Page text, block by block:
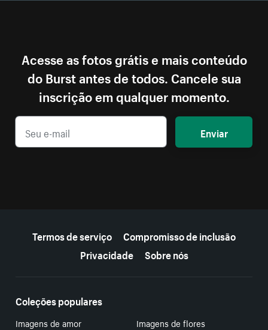
Acesse as fotos grátis e mais conteúdo
do Burst antes de todos. Cancele sua
inscrição em qualquer momento.
Enviar
Termos de serviço
Compromisso de inclusão
Privacidade
Sobre nós
Coleções populares
Imagens de amor
Imagens de flores